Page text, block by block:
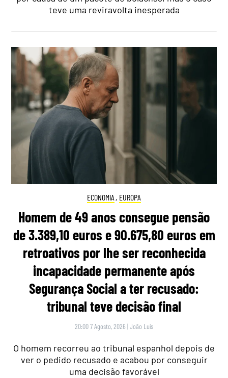
teve uma reviravolta inesperada
ECONOMIA , EUROPA
Homem de 49 anos consegue pensão
de 3.389,10 euros e 90.675,80 euros em
retroativos por lhe ser reconhecida
incapacidade permanente após
Segurança Social a ter recusado:
tribunal teve decisão final
20:00 7 Agosto, 2026 |João Luís
O homem recorreu ao tribunal espanhol depois de
ver o pedido recusado e acabou por conseguir
uma decisão favorável